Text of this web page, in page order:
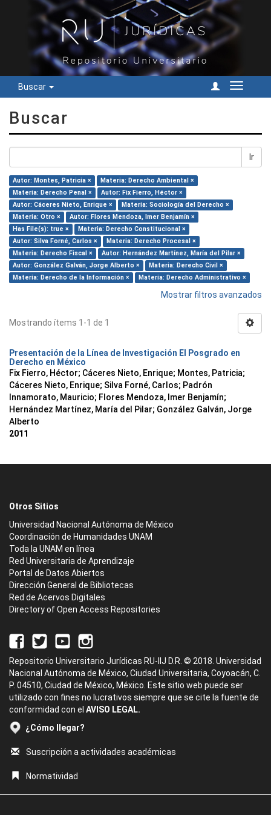
Buscar
Cambiar
Buscar
Ir
Autor: Montes, Patricia ×
Materia: Derecho Ambiental ×
Materia: Derecho Penal ×
Autor: Fix Fierro, Héctor ×
Autor: Cáceres Nieto, Enrique ×
Materia: Sociología del Derecho ×
Materia: Otro ×
Autor: Flores Mendoza, Imer Benjamín ×
Has File(s): true ×
Materia: Derecho Constitucional ×
Autor: Silva Forné, Carlos ×
Materia: Derecho Procesal ×
Materia: Derecho Fiscal ×
Autor: Hernández Martínez, María del Pilar ×
Autor: González Galván, Jorge Alberto ×
Materia: Derecho Civil ×
Materia: Derecho de la Información ×
Materia: Derecho Administrativo ×
Mostrar filtros avanzados
Mostrando ítems 1-1 de 1
Presentación de la Línea de Investigación El Posgrado en
Derecho en México
Fix Fierro, Héctor; Cáceres Nieto, Enrique; Montes, Patricia;
Cáceres Nieto, Enrique; Silva Forné, Carlos; Padrón
Innamorato, Mauricio; Flores Mendoza, Imer Benjamín;
Hernández Martínez, María del Pilar; González Galván, Jorge
Alberto
2011
Otros Sitios
Universidad Nacional Autónoma de México
Coordinación de Humanidades UNAM
Toda la UNAM en línea
Red Universitaria de Aprendizaje
Portal de Datos Abiertos
Dirección General de Bibliotecas
Red de Acervos Digitales
Directory of Open Access Repositories
Repositorio Universitario Jurídicas RU-IIJ D.R. © 2018. Universidad
Nacional Autónoma de México, Ciudad Universitaria, Coyoacán, C.
P. 04510, Ciudad de México, México. Este sitio web puede ser
utilizado con fines no lucrativos siempre que se cite la fuente de
conformidad con el AVISO LEGAL.
¿Cómo llegar?
Suscripción a actividades académicas
Normatividad